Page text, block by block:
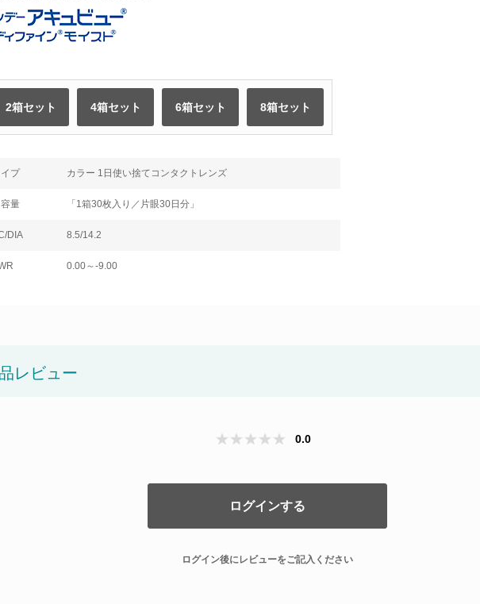
2箱セット 4箱セット 6箱セット 8箱セット
プ カラー 1日使い捨てコンタクトレンズ
量 「1箱30枚入り／片眼30日分」
DIA 8.5/14.2
0.00～-9.00
レビュー
0.0
ログインする
ログイン後にレビューをご記入ください